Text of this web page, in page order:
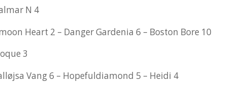
N 4
Heart 2 – Danger Gardenia 6 – Boston Bore 10
3
Vang 6 – Hopefuldiamond 5 – Heidi 4